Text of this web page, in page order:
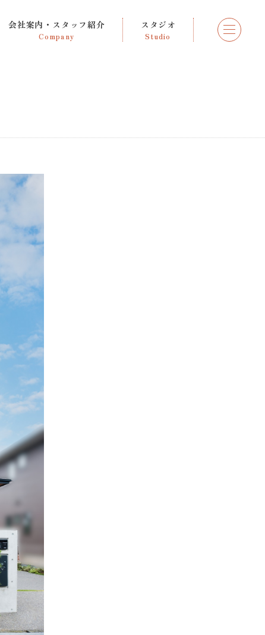
会社案内・スタッフ紹介
Company
スタジオ
Studio